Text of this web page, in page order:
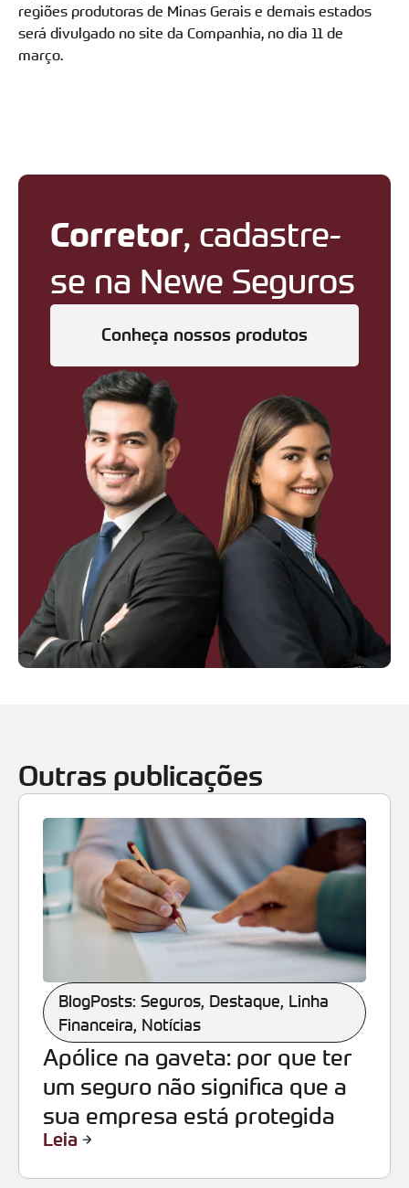
regiões produtoras de Minas Gerais e demais estados
será divulgado no site da Companhia, no dia 11 de
março.
Corretor, cadastre-
se na Newe Seguros
Conheça nossos produtos
Outras publicações
BlogPosts: Seguros, Destaque, Linha
Financeira, Notícias
Apólice na gaveta: por que ter
um seguro não significa que a
sua empresa está protegida
Leia